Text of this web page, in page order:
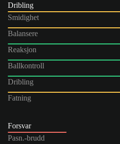
Dribling
Smidighet
Balansere
Reaksjon
Ballkontroll
Dribling
Fatning
Forsvar
Pasn.-brudd